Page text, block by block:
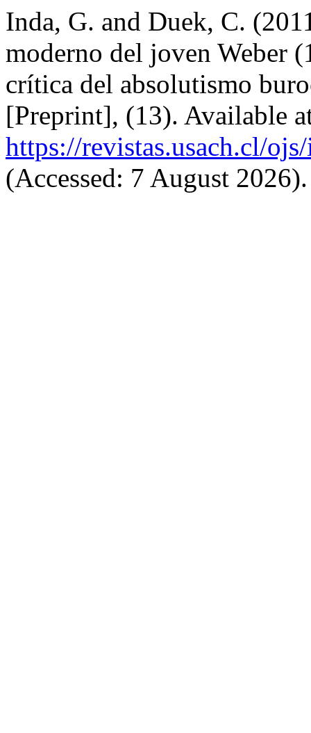
Inda, G. and Duek, C.
moderno del joven Weber
crítica del absolutismo
[Preprint], (13). Available
https://revistas.usach.cl/
(Accessed: 7 August 2026).